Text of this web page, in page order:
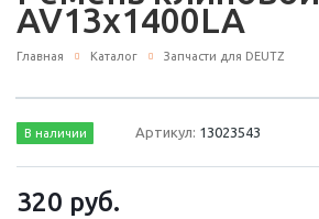
AV13x1400LA
Главная Каталог Запчасти для DEUTZ
В наличии Артикул: 13023543
320 руб.